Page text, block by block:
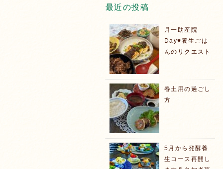
最近の投稿
月一助産院
Day♥️養生ごは
んのリクエスト
春土用の過ごし
方
5月から発酵養
生コース再開し